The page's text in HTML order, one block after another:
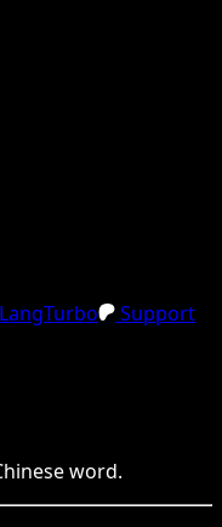
LangTurbo
Support
word.